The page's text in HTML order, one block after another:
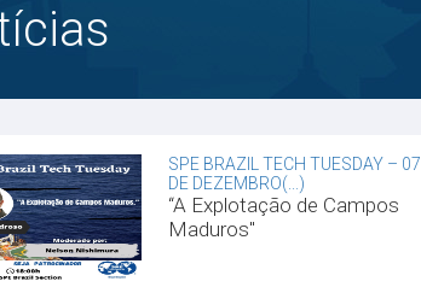
SPE BRAZIL TECH TUESDAY – 07
DE DEZEMBRO(...)
“A Explotação de Campos
Maduros"